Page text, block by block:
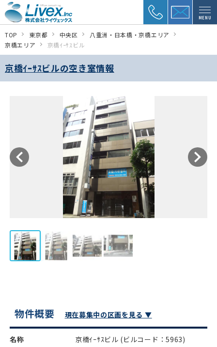
MENU
TOP 東京都 中央区
八重洲・日本橋・京橋エリア
京橋エリア
京橋ｲｰｻｽビル
京橋ｲｰｻｽビルの空き室情報
物件概要 現在募集中の区画を見る ▼
名称 京橋ｲｰｻｽビル (ビルコード：5963)